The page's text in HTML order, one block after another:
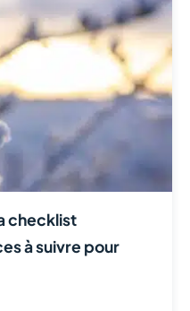
checklist
à suivre pour